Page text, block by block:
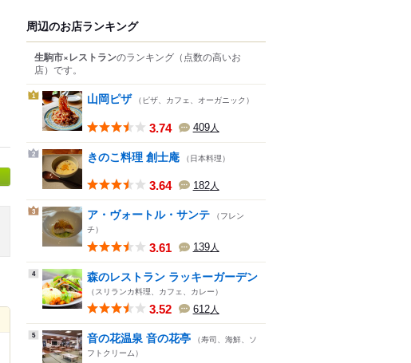
周辺のお店ランキング
生駒市×レストランのランキング （点数の高いお
店） です。
1 山岡ピザ （ピザ、カフェ、オーガニック）
3.74 409人
2 きのこ料理 創士庵 （日本料理）
3.64 182人
3 ア・ヴォートル・サンテ （フレン
チ）
3.61 139人
4 森のレストラン ラッキーガーデン
（スリランカ料理、カフェ、カレー）
3.52 612人
5 音の花温泉 音の花亭 （寿司、海鮮、ソ
フトクリーム）